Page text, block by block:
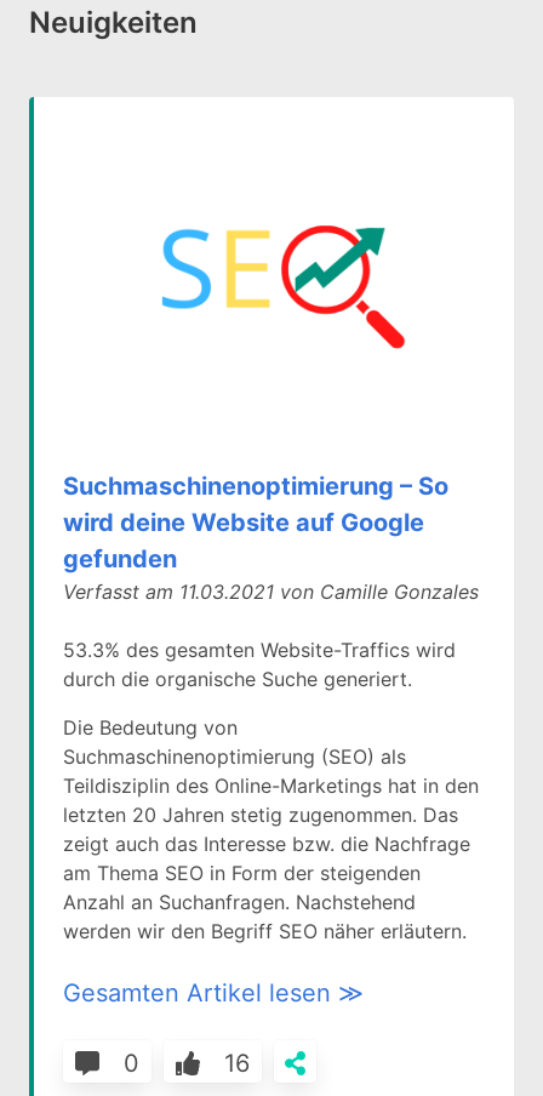
Neuigkeiten
Suchmaschinenoptimierung – So
wird deine Website auf Google
gefunden
Verfasst am 11.03.2021 von Camille Gonzales
53.3% des gesamten Website-Traffics wird
durch die organische Suche generiert.
Die Bedeutung von
Suchmaschinenoptimierung (SEO) als
Teildisziplin des Online-Marketings hat in den
letzten 20 Jahren stetig zugenommen. Das
zeigt auch das Interesse bzw. die Nachfrage
am Thema SEO in Form der steigenden
Anzahl an Suchanfragen. Nachstehend
werden wir den Begriff SEO näher erläutern.
Gesamten Artikel lesen ≫
0 16